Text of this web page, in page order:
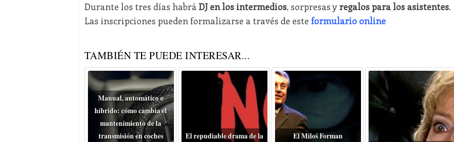
Durante los tres días habrá DJ en los intermedios, sorpresas y regalos para los asistentes.
Las inscripciones pueden formalizarse a través de este formulario online
TAMBIÉN TE PUEDE INTERESAR...
Manual, automático o
híbrido: cómo cambia el
mantenimiento de la
transmisión en coches
El repudiable drama de la
El Miloš Forman